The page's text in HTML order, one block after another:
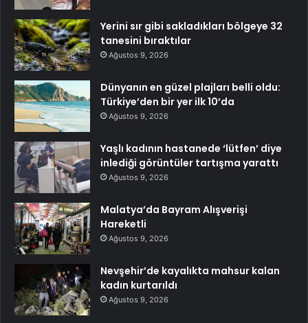
Yerini sır gibi sakladıkları bölgeye 32
tanesini bıraktılar
Ağustos 9, 2026
Dünyanın en güzel plajları belli oldu:
Türkiye’den bir yer ilk 10’da
Ağustos 9, 2026
Yaşlı kadının hastanede ‘lütfen’ diye
inlediği görüntüler tartışma yarattı
Ağustos 9, 2026
Malatya’da Bayram Alışverişi
Hareketli
Ağustos 9, 2026
Nevşehir’de kayalıkta mahsur kalan
kadın kurtarıldı
Ağustos 9, 2026